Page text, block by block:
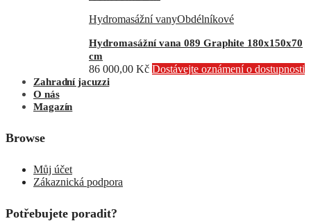
Hydromasážní vanyObdélníkové
Hydromasážní vana 089 Graphite 180x150x70
cm
86 000,00 Kč Dostávejte oznámení o dostupnosti
Zahradní jacuzzi
O nás
Magazín
Browse
Můj účet
Zákaznická podpora
Potřebujete poradit?